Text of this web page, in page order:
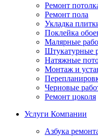
Ремонт
Ремонт пола
Укладка
Поклейка
Малярные
Штукатурные
Натяжные
Монтаж и
Черновые
Ремонт цоколя
Услуги Компании
Азбука